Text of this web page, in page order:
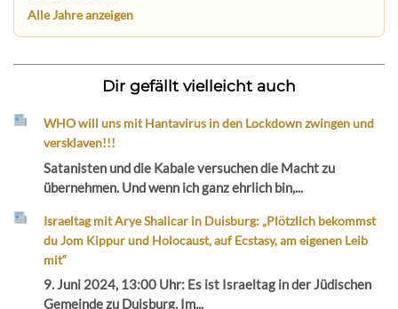
Alle Jahre anzeigen
Dir gefällt vielleicht auch
WHO will uns mit Hantavirus in den Lockdown zwingen und
versklaven!!!
Satanisten und die Kabale versuchen die Macht zu
übernehmen. Und wenn ich ganz ehrlich bin,...
Israeltag mit Arye Shalicar in Duisburg: „Plötzlich bekommst
du Jom Kippur und Holocaust, auf Ecstasy, am eigenen Leib
mit“
9. Juni 2024, 13:00 Uhr: Es ist Israeltag in der Jüdischen
Gemeinde zu Duisburg. Im...